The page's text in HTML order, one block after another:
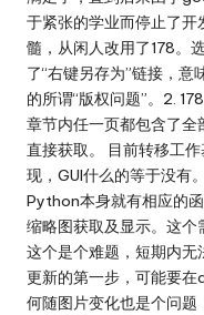
于紧张的学业而停止了
髓，从闲人改用了178。
了“右键另存为”链接，
的所谓“版权问题”。2.
章节内任一页都包含了
直接获取。 目前转移工
现，GUI什么的等于没有
Python本身就有相应的
缩略图获取及显示。这个
这个是个难题，短期内无
更新的第一步，可能要
何随图片变化也是个问